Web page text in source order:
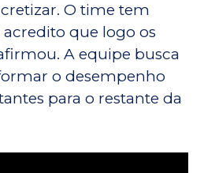
O time tem
que logo os
A equipe busca
o desempenho
para o restante da